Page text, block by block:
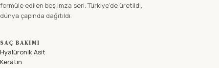
formüle edilen beş imza seri. Türkiye’de üretildi,
dünya çapında dağıtıldı.
SAÇ BAKIMI
Hyalüronik Asit
Keratin